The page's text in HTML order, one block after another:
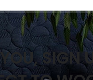
SIGN